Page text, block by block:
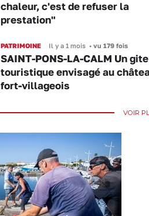
chaleur, c'est de refuser la
prestation"
PATRIMOINE Il y a 1 mois •vu 179 fois
SAINT-PONS-LA-CALM Un gite
touristique envisagé au
fort-villageois
VOIR